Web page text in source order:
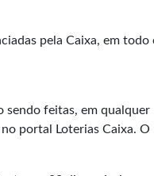
pela Caixa, em todo
sendo feitas, em qualquer
portal Loterias Caixa. O